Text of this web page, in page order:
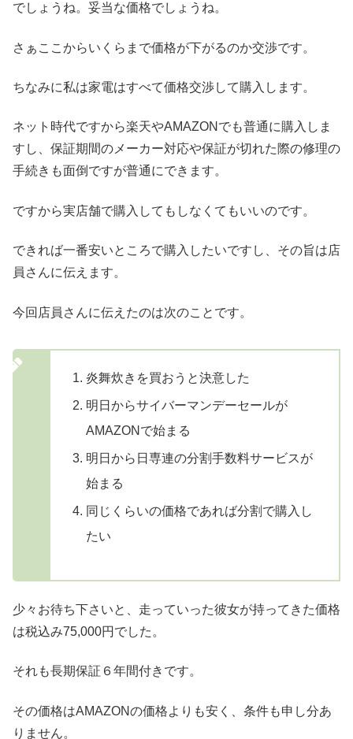
でしょうね。妥当な価格でしょうね。
さぁここからいくらまで価格が下がるのか交渉です。
ちなみに私は家電はすべて価格交渉して購入します。
ネット時代ですから楽天やAMAZONでも普通に購入しま
すし、保証期間のメーカー対応や保証が切れた際の修理の
手続きも面倒ですが普通にできます。
ですから実店舗で購入してもしなくてもいいのです。
できれば一番安いところで購入したいですし、その旨は店
員さんに伝えます。
今回店員さんに伝えたのは次のことです。
炎舞炊きを買おうと決意した
明日からサイバーマンデーセールが
AMAZONで始まる
明日から日専連の分割手数料サービスが
始まる
同じくらいの価格であれば分割で購入し
たい
少々お待ち下さいと、走っていった彼女が持ってきた価格
は税込み75,000円でした。
それも長期保証６年間付きです。
その価格はAMAZONの価格よりも安く、条件も申し分あ
りません。